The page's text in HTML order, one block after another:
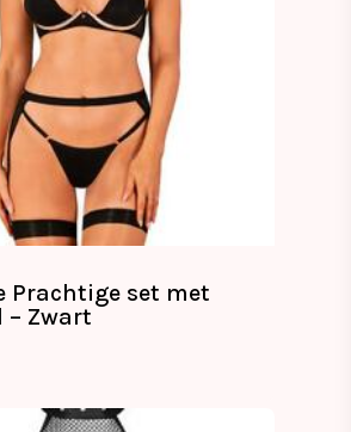
Prachtige set met
– Zwart
€45.99